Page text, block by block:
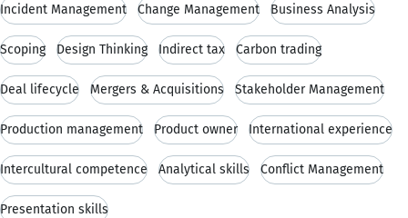
Incident Management Change Management Business Analysis
Scoping Design Thinking Indirect tax Carbon trading
Deal lifecycle Mergers & Acquisitions Stakeholder Management
Production management Product owner International experience
Intercultural competence Analytical skills Conflict Management
Presentation skills